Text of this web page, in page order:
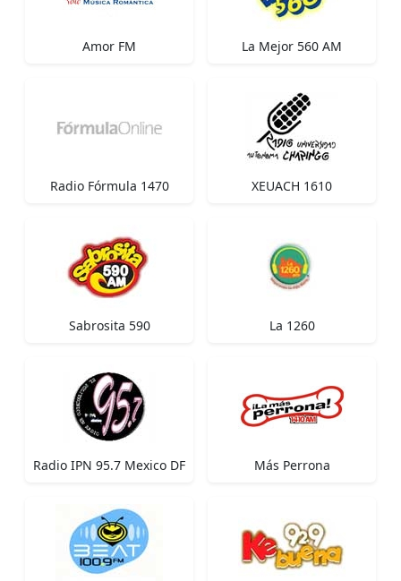
Amor FM La Mejor 560 AM
Radio Fórmula 1470 XEUACH 1610
Sabrosita 590 La 1260
Radio IPN 95.7 Mexico DF Más Perrona